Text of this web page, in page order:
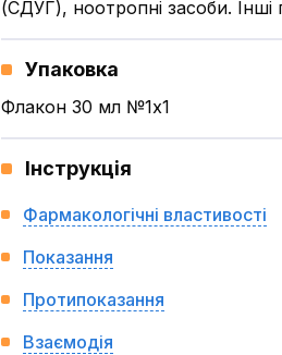
(СДУГ), ноотропні засоби.
Упаковка
Флакон 30 мл №1x1
Інструкція
Фармакологічні властивості
Показання
Протипоказання
Взаємодія